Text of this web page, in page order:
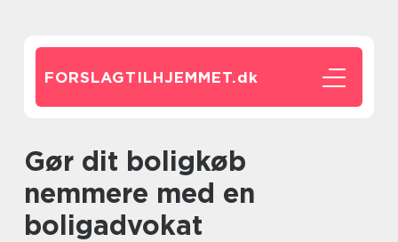
FORSLAGTILHJEMMET.dk
Gør dit boligkøb
nemmere med en
boligadvokat